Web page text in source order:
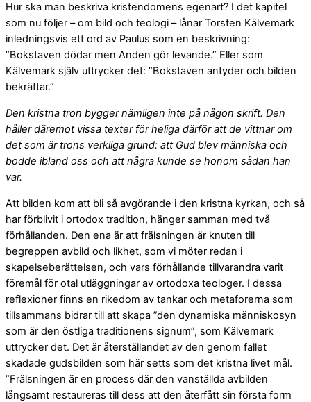
Hur ska man beskriva kristendomens egenart? I det kapitel
som nu följer – om bild och teologi – lånar Torsten Kälvemark
inledningsvis ett ord av Paulus som en beskrivning:
”Bokstaven dödar men Anden gör levande.” Eller som
Kälvemark själv uttrycker det: ”Bokstaven antyder och bilden
bekräftar.”
Den kristna tron bygger nämligen inte på någon skrift. Den
håller däremot vissa texter för heliga därför att de vittnar om
det som är trons verkliga grund: att Gud blev människa och
bodde ibland oss och att några kunde se honom sådan han
var.
Att bilden kom att bli så avgörande i den kristna kyrkan, och så
har förblivit i ortodox tradition, hänger samman med två
förhållanden. Den ena är att frälsningen är knuten till
begreppen avbild och likhet, som vi möter redan i
skapelseberättelsen, och vars förhållande tillvarandra varit
föremål för otal utläggningar av ortodoxa teologer. I dessa
reflexioner finns en rikedom av tankar och metaforerna som
tillsammans bidrar till att skapa ”den dynamiska människosyn
som är den östliga traditionens signum”, som Kälvemark
uttrycker det. Det är återställandet av den genom fallet
skadade gudsbilden som här setts som det kristna livet mål.
”Frälsningen är en process där den vanställda avbilden
långsamt restaureras till dess att den återfått sin första form